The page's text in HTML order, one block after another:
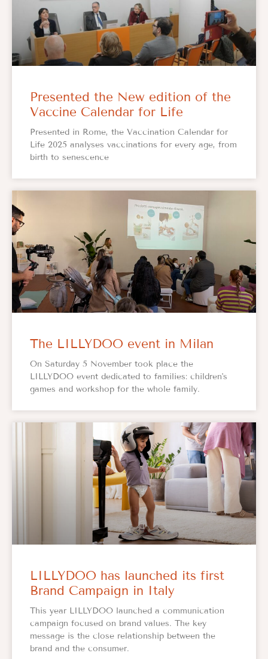
Presented the New edition of the
Vaccine Calendar for Life
Presented in Rome, the Vaccination Calendar for
Life 2025 analyses vaccinations for every age, from
birth to senescence
The LILLYDOO event in Milan
On Saturday 5 November took place the
LILLYDOO event dedicated to families: children's
games and workshop for the whole family.
LILLYDOO has launched its first
Brand Campaign in Italy
This year LILLYDOO launched a communication
campaign focused on brand values. The key
message is the close relationship between the
brand and the consumer.